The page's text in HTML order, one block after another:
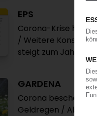
EPS
Corona-Krise
/ Weitere
steigt zum
GARDENA
Corona beschert
Geldregen /